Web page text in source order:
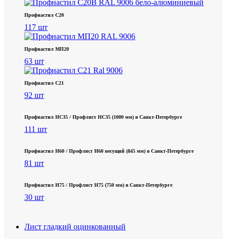
Профнастил С20
117 шт
Профнастил МП20
63 шт
Профнастил С21
92 шт
Профнастил НС35 / Профлист НС35 (1000 мм) в Санкт‑Петербурге
111 шт
Профнастил Н60 / Профлист Н60 несущий (845 мм) в Санкт-Петербурге
81 шт
Профнастил Н75 / Профлист Н75 (750 мм) в Санкт-Петербурге
30 шт
Лист гладкий оцинкованный